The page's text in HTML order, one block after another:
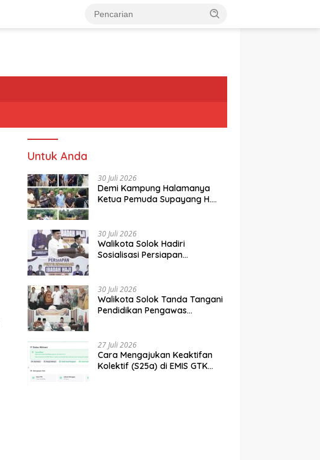
Untuk Anda
30 Juli 2026
Demi Kampung Halamanya
Ketua Pemuda Supayang H.
Simpang Tabek Menuju
Supayang
30 Juli 2026
Walikota Solok Hadiri
Sosialisasi Persiapan
30 Juli 2026
Walikota Solok Tanda Tangani
Pendidikan Pengawas
27 Juli 2026
Cara Mengajukan Keaktifan
Kolektif (S25a) di EMIS GTK